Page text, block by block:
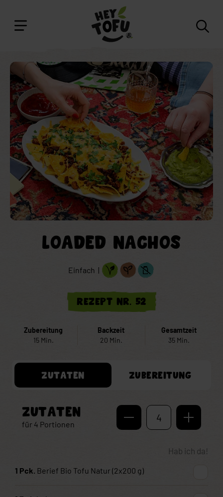
LOADED NACHOS
Einfach |
Rezept Nr. 52
Zubereitung
15 Min.
Backzeit
20 Min.
Gesamtzeit
35 Min.
ZUTATEN ZUBEREITUNG
ZUTATEN
für 4 Portionen
4
Hab ich da!
1 Pck. Berief Bio Tofu Natur (2x200 g)